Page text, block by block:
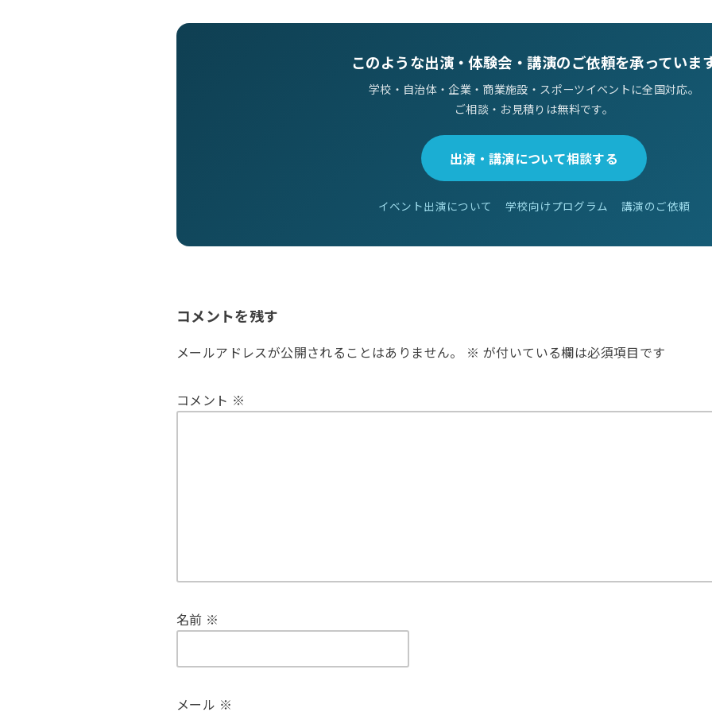
このような出演・体験会・講演のご依頼を承っていま
学校・自治体・企業・商業施設・スポーツイベントに全国対応。
ご相談・お見積りは無料です。
出演・講演について相談する
イベント出演について 学校向けプログラム 講演のご依頼
コメントを残す
メールアドレスが公開されることはありません。 ※ が付いている欄は必須項目です
コメント ※
名前 ※
メール ※